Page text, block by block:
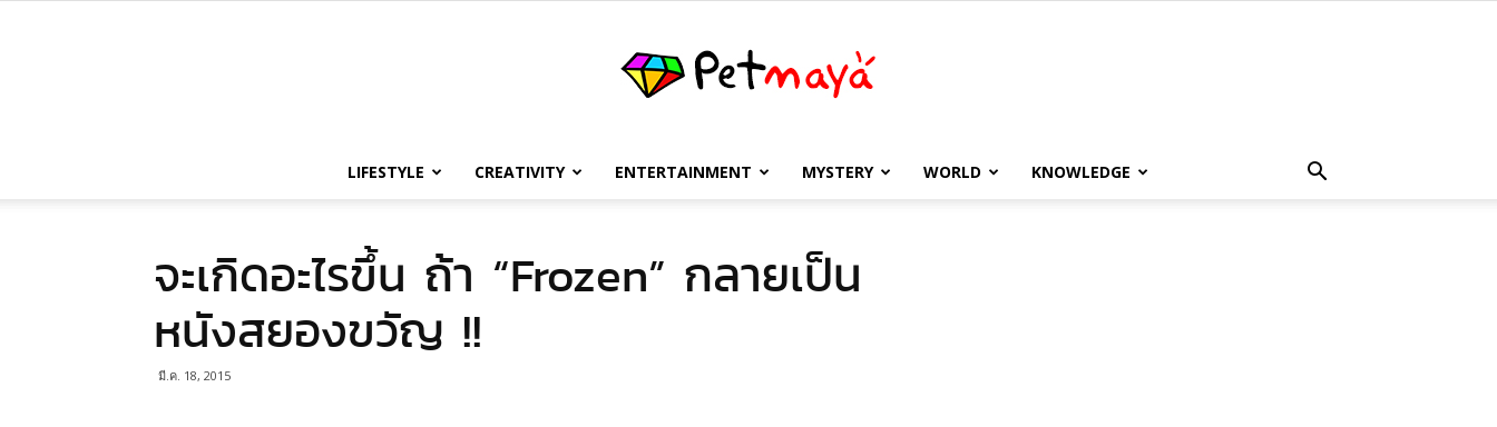
เพชร
LIFESTYLE CREATIVITY ENTERTAINMENT MYSTERY WORLD KNOWLEDGE
จะเกิดอะไรขึ้น ถ้า “Frozen” กลายเป็น
หนังสยองขวัญ !!
มี.ค. 18, 2015